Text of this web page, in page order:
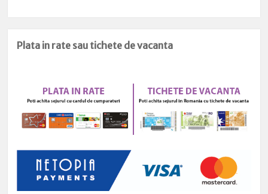
Plata in rate sau tichete de vacanta